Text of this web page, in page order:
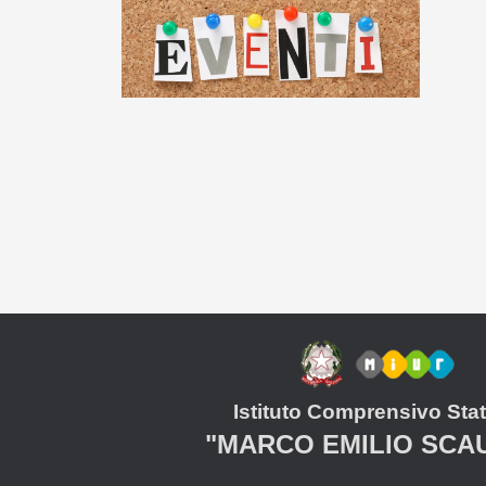
Istituto Comprensivo
"MARCO EMILIO